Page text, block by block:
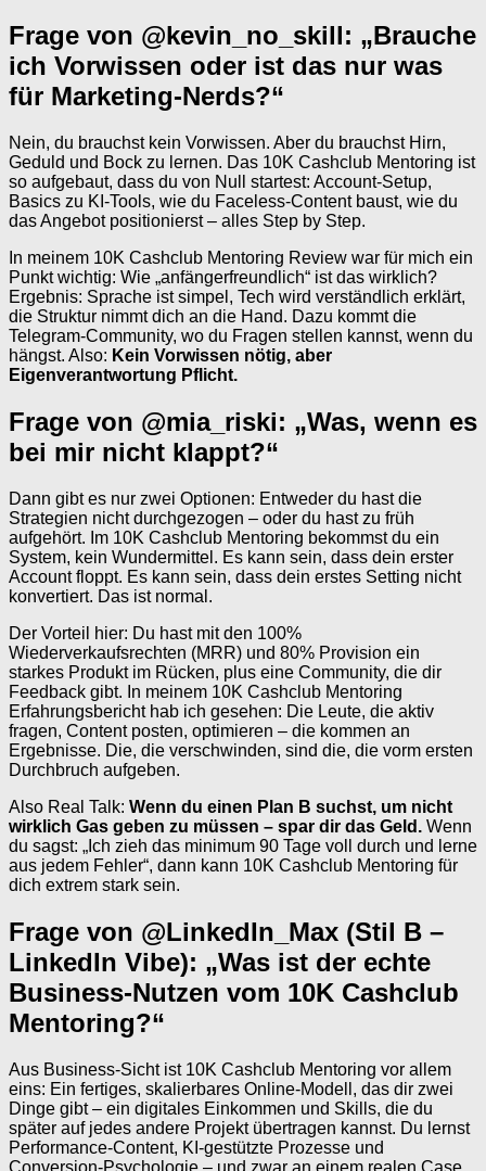
Frage von @kevin_no_skill: „Brauche
ich Vorwissen oder ist das nur was
für Marketing-Nerds?“
Nein, du brauchst kein Vorwissen. Aber du brauchst Hirn,
Geduld und Bock zu lernen. Das 10K Cashclub Mentoring ist
so aufgebaut, dass du von Null startest: Account-Setup,
Basics zu KI-Tools, wie du Faceless-Content baust, wie du
das Angebot positionierst – alles Step by Step.
In meinem 10K Cashclub Mentoring Review war für mich ein
Punkt wichtig: Wie „anfängerfreundlich“ ist das wirklich?
Ergebnis: Sprache ist simpel, Tech wird verständlich erklärt,
die Struktur nimmt dich an die Hand. Dazu kommt die
Telegram-Community, wo du Fragen stellen kannst, wenn du
hängst. Also: Kein Vorwissen nötig, aber
Eigenverantwortung Pflicht.
Frage von @mia_riski: „Was, wenn es
bei mir nicht klappt?“
Dann gibt es nur zwei Optionen: Entweder du hast die
Strategien nicht durchgezogen – oder du hast zu früh
aufgehört. Im 10K Cashclub Mentoring bekommst du ein
System, kein Wundermittel. Es kann sein, dass dein erster
Account floppt. Es kann sein, dass dein erstes Setting nicht
konvertiert. Das ist normal.
Der Vorteil hier: Du hast mit den 100%
Wiederverkaufsrechten (MRR) und 80% Provision ein
starkes Produkt im Rücken, plus eine Community, die dir
Feedback gibt. In meinem 10K Cashclub Mentoring
Erfahrungsbericht hab ich gesehen: Die Leute, die aktiv
fragen, Content posten, optimieren – die kommen an
Ergebnisse. Die, die verschwinden, sind die, die vorm ersten
Durchbruch aufgeben.
Also Real Talk: Wenn du einen Plan B suchst, um nicht
wirklich Gas geben zu müssen – spar dir das Geld. Wenn
du sagst: „Ich zieh das minimum 90 Tage voll durch und lerne
aus jedem Fehler“, dann kann 10K Cashclub Mentoring für
dich extrem stark sein.
Frage von @LinkedIn_Max (Stil B –
LinkedIn Vibe): „Was ist der echte
Business-Nutzen vom 10K Cashclub
Mentoring?“
Aus Business-Sicht ist 10K Cashclub Mentoring vor allem
eins: Ein fertiges, skalierbares Online-Modell, das dir zwei
Dinge gibt – ein digitales Einkommen und Skills, die du
später auf jedes andere Projekt übertragen kannst. Du lernst
Performance-Content, KI-gestützte Prozesse und
Conversion-Psychologie – und zwar an einem realen Case,